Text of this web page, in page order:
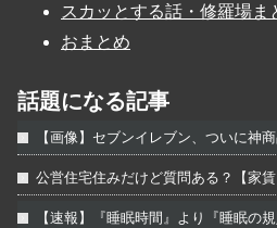
スカッとする話・修羅場ま
おまとめ
話題になる記事
【画像】セブンイレブン、ついに神
公営住宅住みだけど質問ある？【家賃
【速報】『睡眠時間』より『睡眠の